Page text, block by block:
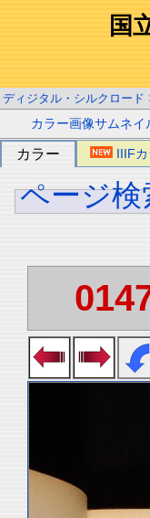
国
ディジタル・シルクロード
カラー画像サムネイ
カラー IIIF
ページ検